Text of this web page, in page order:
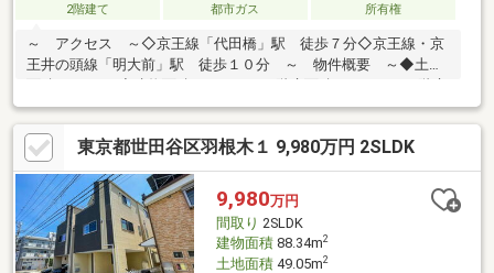
2階建て 都市ガス 所有権
～ アクセス ～◇京王線「代田橋」駅 徒歩７分◇京王線・京
王井の頭線「明大前」駅 徒歩１０分 ～ 物件概要 ～◆土地
面積：44.75㎡◆建物面積：77.57㎡（1階床面積：26.59㎡、2階床
面積：25.60㎡、地下1階：25.38㎡）◆間取り：３ＤＫ◆権利：所
有権◆建築年月：１９８８年６月◆用途地域：第１種中高層住居
専用地域◆建蔽率：６０％◆容積率：１６０％◆現況：居住中
東京都世田谷区羽根木１ 9,980万円 2SLDK
9,980万円
間取り 2SLDK
建物面積88.34m2
土地面積49.05m2